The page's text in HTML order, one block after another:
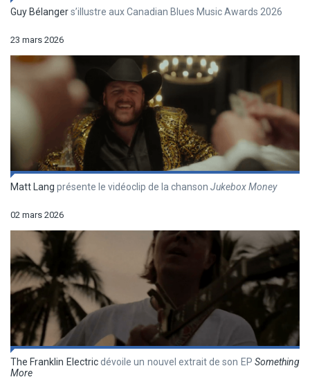
Guy Bélangers’illustre aux Canadian Blues Music Awards 2026
23 mars 2026
Matt Lang présente le vidéoclip de la chanson Jukebox Money
02 mars 2026
The Franklin Electricdévoile un nouvel extrait de son EPSomething
More